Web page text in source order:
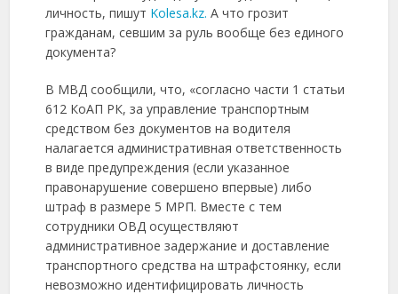
личность, пишут Kolesa.kz. А что грозит
гражданам, севшим за руль вообще без единого
документа?
В МВД сообщили, что, «согласно части 1 статьи
612 КоАП РК, за управление транспортным
средством без документов на водителя
налагается административная ответственность
в виде предупреждения (если указанное
правонарушение совершено впервые) либо
штраф в размере 5 МРП. Вместе с тем
сотрудники ОВД осуществляют
административное задержание и доставление
транспортного средства на штрафстоянку, если
невозможно идентифицировать личность